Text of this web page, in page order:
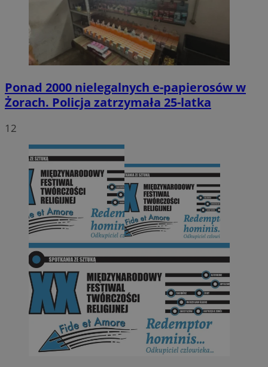
Ponad 2000 nielegalnych e-papierosów w
Żorach. Policja zatrzymała 25-latka
12